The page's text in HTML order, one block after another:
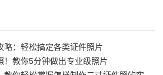
略：轻松搞定各类证件照片
！教你5分钟做出专业级照片